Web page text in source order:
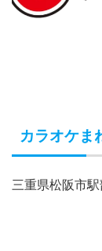
カラオケま
三重県松阪市